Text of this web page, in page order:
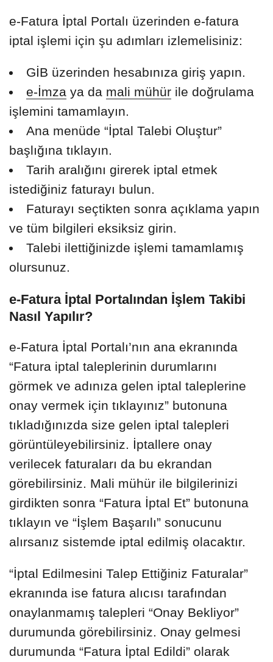
e-Fatura İptal Portalı üzerinden e-fatura
iptal işlemi için şu adımları izlemelisiniz:
GİB üzerinden hesabınıza giriş yapın.
e-İmza ya da mali mühür ile doğrulama
işlemini tamamlayın.
Ana menüde “İptal Talebi Oluştur”
başlığına tıklayın.
Tarih aralığını girerek iptal etmek
istediğiniz faturayı bulun.
Faturayı seçtikten sonra açıklama yapın
ve tüm bilgileri eksiksiz girin.
Talebi ilettiğinizde işlemi tamamlamış
olursunuz.
e-Fatura İptal Portalından İşlem Takibi
Nasıl Yapılır?
e-Fatura İptal Portalı’nın ana ekranında
“Fatura iptal taleplerinin durumlarını
görmek ve adınıza gelen iptal taleplerine
onay vermek için tıklayınız” butonuna
tıkladığınızda size gelen iptal talepleri
görüntüleyebilirsiniz. İptallere onay
verilecek faturaları da bu ekrandan
görebilirsiniz. Mali mühür ile bilgilerinizi
girdikten sonra “Fatura İptal Et” butonuna
tıklayın ve “İşlem Başarılı” sonucunu
alırsanız sistemde iptal edilmiş olacaktır.
“İptal Edilmesini Talep Ettiğiniz Faturalar”
ekranında ise fatura alıcısı tarafından
onaylanmamış talepleri “Onay Bekliyor”
durumunda görebilirsiniz. Onay gelmesi
durumunda “Fatura İptal Edildi” olarak